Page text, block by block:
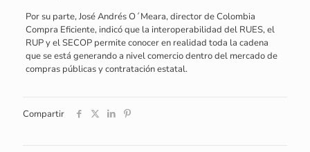
Por su parte, José Andrés O´Meara, director de Colombia
Compra Eficiente, indicó que la interoperabilidad del RUES, el
RUP y el SECOP permite conocer en realidad toda la cadena
que se está generando a nivel comercio dentro del mercado de
compras públicas y contratación estatal.
Compartir